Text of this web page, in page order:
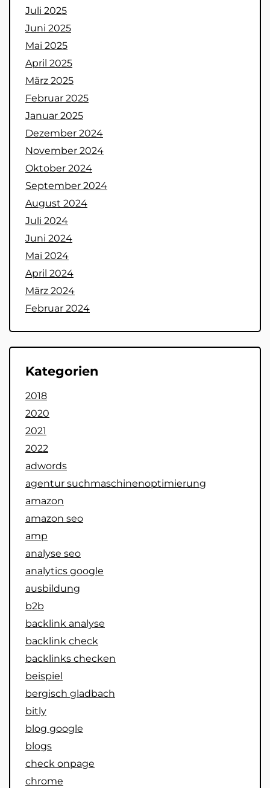
Juli 2025
Juni 2025
Mai 2025
April 2025
März 2025
Februar 2025
Januar 2025
Dezember 2024
November 2024
Oktober 2024
September 2024
August 2024
Juli 2024
Juni 2024
Mai 2024
April 2024
März 2024
Februar 2024
Kategorien
2018
2020
2021
2022
adwords
agentur suchmaschinenoptimierung
amazon
amazon seo
amp
analyse seo
analytics google
ausbildung
b2b
backlink analyse
backlink check
backlinks checken
beispiel
bergisch gladbach
bitly
blog google
blogs
check onpage
chrome